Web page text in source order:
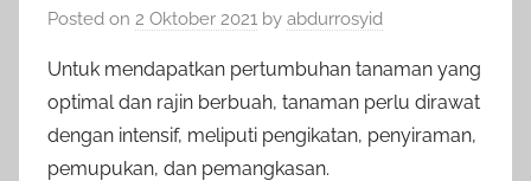
Posted on 2 Oktober 2021 by abdurrosyid
Untuk mendapatkan pertumbuhan tanaman yang
optimal dan rajin berbuah, tanaman perlu dirawat
dengan intensif, meliputi pengikatan, penyiraman,
pemupukan, dan pemangkasan.